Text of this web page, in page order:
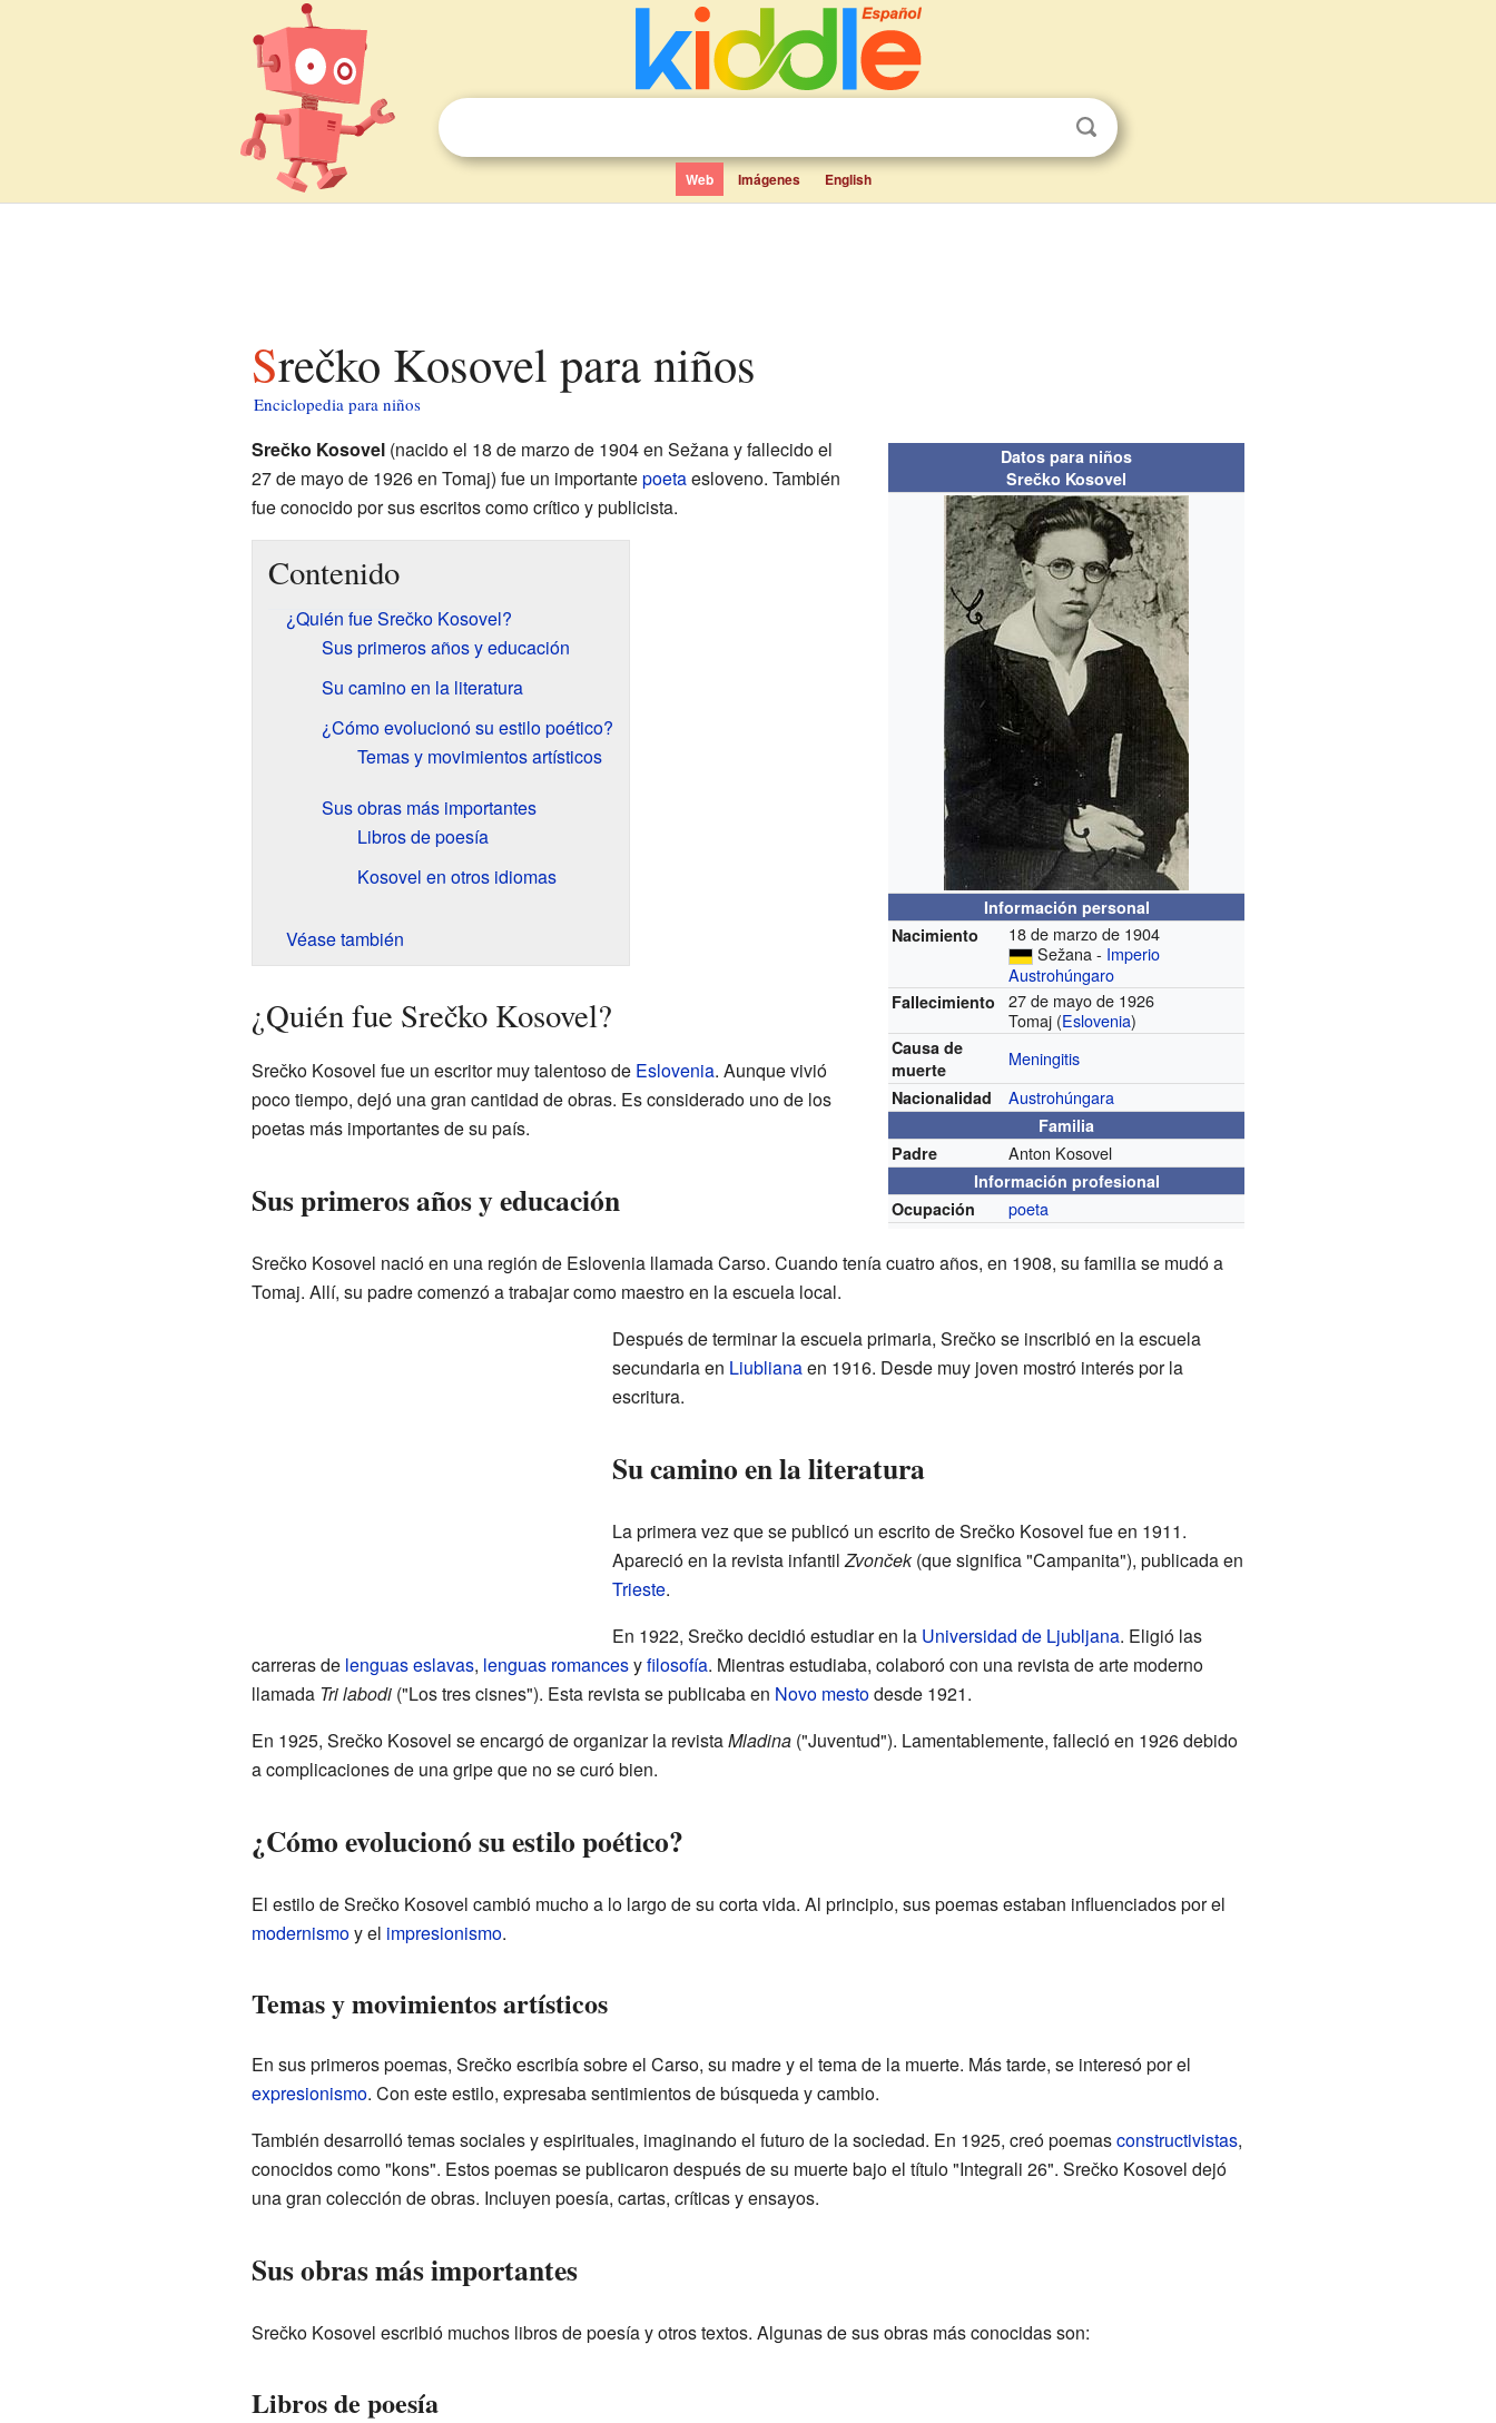
Web Imágenes English
Srečko Kosovel para niños
Enciclopedia para niños
Datos para niños
Srečko Kosovel
Información personal
Nacimiento
18 de marzo de 1904
Sežana - Imperio
Austrohúngaro
Fallecimiento
27 de mayo de 1926
Tomaj (Eslovenia)
Causa de
muerte
Meningitis
Nacionalidad Austrohúngara
Familia
Padre
Anton Kosovel
Información profesional
Ocupación
poeta
Srečko Kosovel(nacido el 18 de marzo de 1904 en Sežana y fallecido el
27 de mayo de 1926 en Tomaj) fue un importantepoetaesloveno. También
fue conocido por sus escritos como crítico y publicista.
Contenido
¿Quién fue Srečko Kosovel?
Sus primeros años y educación
Su camino en la literatura
¿Cómo evolucionó su estilo poético?
Temas y movimientos artísticos
Sus obras más importantes
Libros de poesía
Kosovel en otros idiomas
Véase también
¿Quién fue Srečko Kosovel?
Srečko Kosovel fue un escritor muy talentoso de Eslovenia. Aunque vivió
poco tiempo, dejó una gran cantidad de obras. Es considerado uno de los
poetas más importantes de su país.
Sus primeros años y educación
Srečko Kosovel nació en una región de Eslovenia llamada Carso. Cuando tenía cuatro años, en 1908, su familia se mudó a
Tomaj. Allí, su padre comenzó a trabajar como maestro en la escuela local.
Después de terminar la escuela primaria, Srečko se inscribió en la escuela
secundaria en Liublianaen 1916. Desde muy joven mostró interés por la
escritura.
Su camino en la literatura
La primera vez que se publicó un escrito de Srečko Kosovel fue en 1911.
Apareció en la revista infantilZvonček(que significa "Campanita"), publicada en
Trieste.
En 1922, Srečko decidió estudiar en la Universidad de Ljubljana. Eligió las
carreras de lenguas eslavas, lenguas romancesyfilosofía. Mientras estudiaba, colaboró con una revista de arte moderno
llamada Tri labodi("Los tres cisnes"). Esta revista se publicaba en Novo mestodesde 1921.
En 1925, Srečko Kosovel se encargó de organizar la revistaMladina("Juventud"). Lamentablemente, falleció en 1926 debido
a complicaciones de una gripe que no se curó bien.
¿Cómo evolucionó su estilo poético?
El estilo de Srečko Kosovel cambió mucho a lo largo de su corta vida. Al principio, sus poemas estaban influenciados por el
modernismoy el impresionismo.
Temas y movimientos artísticos
En sus primeros poemas, Srečko escribía sobre el Carso, su madre y el tema de la muerte. Más tarde, se interesó por el
expresionismo. Con este estilo, expresaba sentimientos de búsqueda y cambio.
También desarrolló temas sociales y espirituales, imaginando el futuro de la sociedad. En 1925, creó poemasconstructivistas,
conocidos como "kons". Estos poemas se publicaron después de su muerte bajo el título "Integrali 26". Srečko Kosovel dejó
una gran colección de obras. Incluyen poesía, cartas, críticas y ensayos.
Sus obras más importantes
Srečko Kosovel escribió muchos libros de poesía y otros textos. Algunas de sus obras más conocidas son:
Libros de poesía